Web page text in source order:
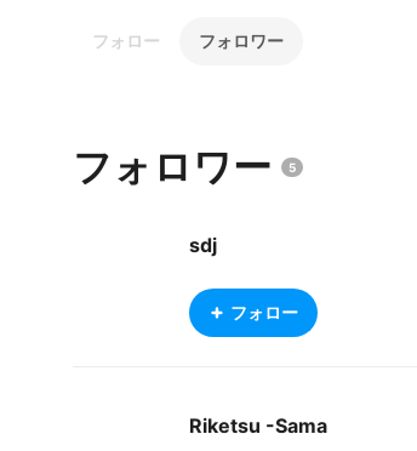
フォロー フォロワー
フォロワー 5
sdj
フォロー
Riketsu -Sama